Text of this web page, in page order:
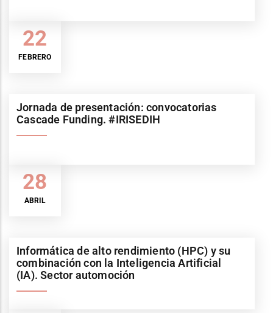
22
FEBRERO
28
ABRIL
Jornada de presentación: convocatorias
Cascade Funding. #IRISEDIH
Informática de alto rendimiento (HPC) y su
combinación con la Inteligencia Artificial
(IA). Sector automoción